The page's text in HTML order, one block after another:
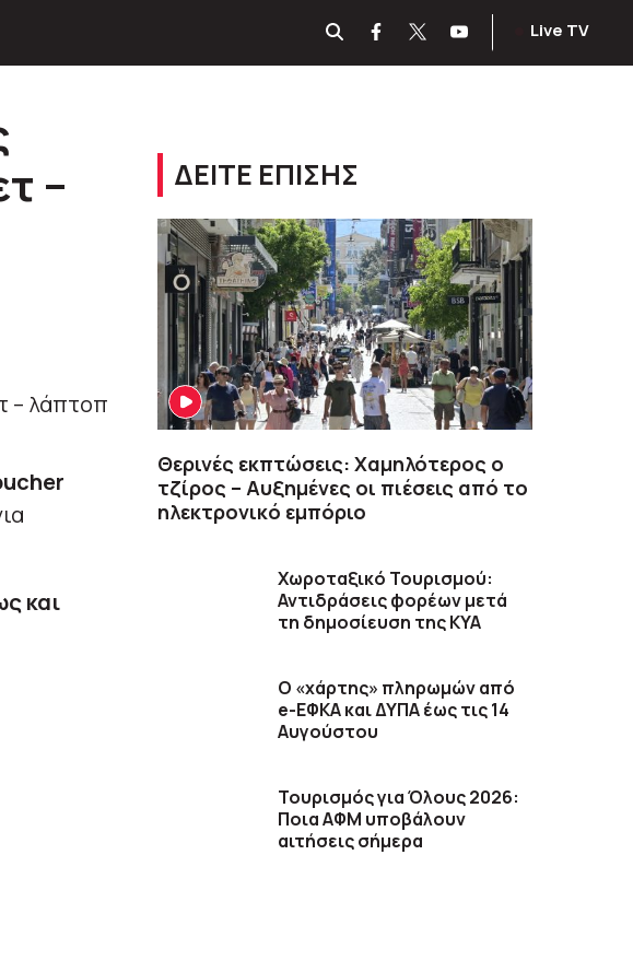
Live TV
–
και
ΔΕΙΤΕ ΕΠΙΣΗΣ
Θερινές εκπτώσεις: Χαμηλότερος ο
τζίρος – Αυξημένες οι πιέσεις από το
ηλεκτρονικό εμπόριο
Χωροταξικό Τουρισμού:
Αντιδράσεις φορέων μετά
τη δημοσίευση της ΚΥΑ
Ο «χάρτης» πληρωμών από
e-ΕΦΚΑ και ΔΥΠΑ έως τις 14
Αυγούστου
Τουρισμός για Όλους 2026:
Ποια ΑΦΜ υποβάλουν
αιτήσεις σήμερα